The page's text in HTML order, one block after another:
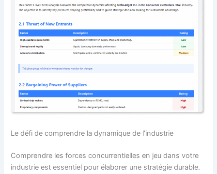
Le défi de comprendre la dynamique de l’industrie
Comprendre les forces concurrentielles en jeu dans votre
industrie est essentiel pour élaborer une stratégie durable.